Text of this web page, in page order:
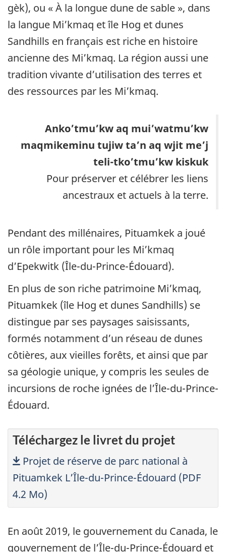
gèk), ou « À la longue dune de sable », dans
la langue Mi’kmaq et île Hog et dunes
Sandhills en français est riche en histoire
ancienne des Mi’kmaq. La région aussi une
tradition vivante d’utilisation des terres et
des ressources par les Mi’kmaq.
Anko’tmu’kw aq mui’watmu’kw
maqmikeminu tujiw ta’n aq wjit me’j
teli-tko’tmu’kw kiskuk
Pour préserver et célébrer les liens
ancestraux et actuels à la terre.
Pendant des millénaires, Pituamkek a joué
un rôle important pour les Mi’kmaq
d’Epekwitk (Île-du-Prince-Édouard).
En plus de son riche patrimoine Mi’kmaq,
Pituamkek (île Hog et dunes Sandhills) se
distingue par ses paysages saisissants,
formés notamment d’un réseau de dunes
côtières, aux vieilles forêts, et ainsi que par
sa géologie unique, y compris les seules de
incursions de roche ignées de l’Île-du-Prince-
Édouard.
Téléchargez le livret du projet
Télécharger
Projet de réserve de parc national à
Pituamkek L’Île-du-Prince-Édouard (PDF
4.2 Mo)
En août 2019, le gouvernement du Canada, le
gouvernement de l’Île-du-Prince-Édouard et